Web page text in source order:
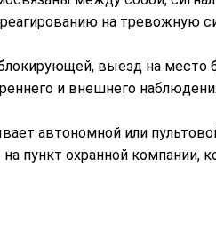
на тревожную
выезд на
и внешнего
автономной или
пункт охранной компании,